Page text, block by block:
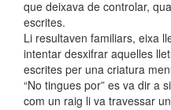
que deixava de controlar,
escrites.
Li resultaven familiars, eixa
intentar desxifrar aquelles
escrites per una criatura
“No tingues por” es va dir a
com un raig li va travessar